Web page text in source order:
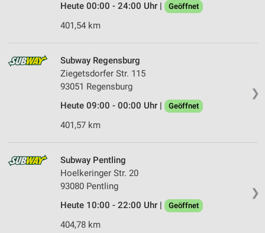
Heute 00:00 - 24:00 Uhr |
Geöffnet
401,54 km
❯
Subway Regensburg
Ziegetsdorfer Str. 115
93051 Regensburg
Heute 09:00 - 00:00 Uhr |
Geöffnet
401,57 km
❯
Subway Pentling
Hoelkeringer Str. 20
93080 Pentling
Heute 10:00 - 22:00 Uhr |
Geöffnet
404,78 km